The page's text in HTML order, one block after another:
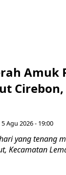
Amuk
5 Agu 2026 - 19:00
yang tenang
Kecamatan